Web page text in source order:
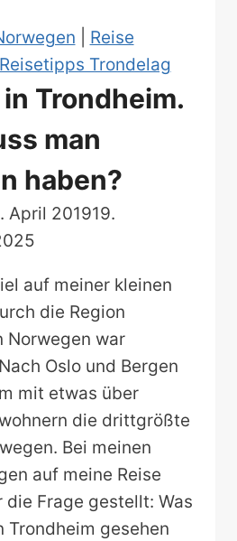
Reise
Reisetipps Trondelag
in Trondheim.
man
haben?
April 201919.
auf meiner kleinen
die Region
Norwegen war
Oslo und Bergen
mit etwas über
die drittgrößte
Bei meinen
auf meine Reise
die Frage gestellt: Was
Trondheim gesehen